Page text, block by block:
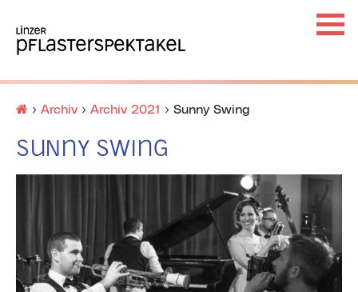
Startseite
› Archiv › Archiv 2021 › Sunny Swing
Sunny Swing